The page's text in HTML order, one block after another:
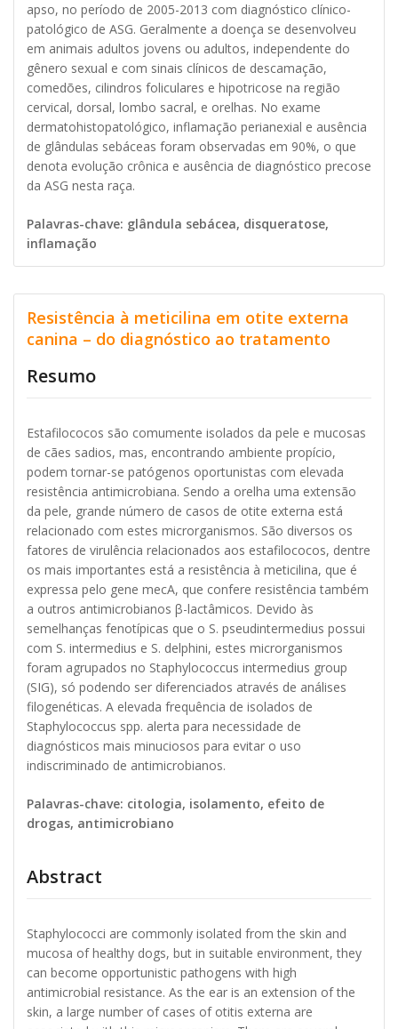
apso, no período de 2005-2013 com diagnóstico clínico-
patológico de ASG. Geralmente a doença se desenvolveu
em animais adultos jovens ou adultos, independente do
gênero sexual e com sinais clínicos de descamação,
comedões, cilindros foliculares e hipotricose na região
cervical, dorsal, lombo sacral, e orelhas. No exame
dermatohistopatológico, inflamação perianexial e ausência
de glândulas sebáceas foram observadas em 90%, o que
denota evolução crônica e ausência de diagnóstico precose
da ASG nesta raça.
Palavras-chave: glândula sebácea, disqueratose,
inflamação
Resistência à meticilina em otite externa
canina – do diagnóstico ao tratamento
Resumo
Estafilococos são comumente isolados da pele e mucosas
de cães sadios, mas, encontrando ambiente propício,
podem tornar-se patógenos oportunistas com elevada
resistência antimicrobiana. Sendo a orelha uma extensão
da pele, grande número de casos de otite externa está
relacionado com estes microrganismos. São diversos os
fatores de virulência relacionados aos estafilococos, dentre
os mais importantes está a resistência à meticilina, que é
expressa pelo gene mecA, que confere resistência também
a outros antimicrobianos β-lactâmicos. Devido às
semelhanças fenotípicas que o S. pseudintermedius possui
com S. intermedius e S. delphini, estes microrganismos
foram agrupados no Staphylococcus intermedius group
(SIG), só podendo ser diferenciados através de análises
filogenéticas. A elevada frequência de isolados de
Staphylococcus spp. alerta para necessidade de
diagnósticos mais minuciosos para evitar o uso
indiscriminado de antimicrobianos.
Palavras-chave: citologia, isolamento, efeito de
drogas, antimicrobiano
Abstract
Staphylococci are commonly isolated from the skin and
mucosa of healthy dogs, but in suitable environment, they
can become opportunistic pathogens with high
antimicrobial resistance. As the ear is an extension of the
skin, a large number of cases of otitis externa are